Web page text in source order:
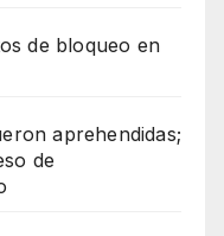
de bloqueo en
aprehendidas;
de